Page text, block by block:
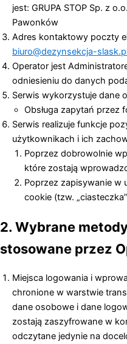
jest: GRUPA STOP Sp. z
Pawonków
Adres kontaktowy poczty
biuro@dezynsekcja-
Operator jest
odniesieniu do danych
Serwis wykorzystuje dane
Obsługa zapytań przez
Serwis realizuje funkcje
użytkownikach i ich
Poprzez dobrowolnie
które zostają
Poprzez zapisywanie w
cookie (tzw.
2. Wybrane
stosowane przez
Miejsca logowania i
chronione w warstwie
dane osobowe i dane
zostają zaszyfrowane w
odczytane jedynie na